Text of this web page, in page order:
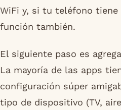
WiFi y, si tu teléfono tiene
función también.
El siguiente paso es
La mayoría de las apps
configuración súper
tipo de dispositivo (TV,